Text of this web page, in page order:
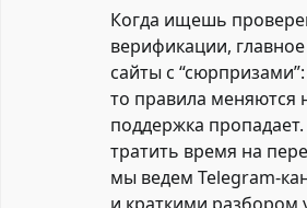
Когда ищешь
верификации,
сайты с
то правила меняются
поддержка
тратить время на
мы ведем Telegram-